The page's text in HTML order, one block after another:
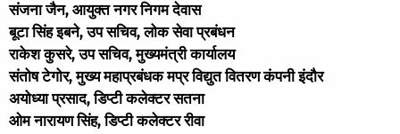
संजना जैन, आयुक्त नगर निगम देवास
बूटा सिंह इबने, उप सचिव, लोक सेवा प्रबंधन
राकेश कुसरे, उप सचिव, मुख्यमंत्री कार्यालय
संतोष टेगोर, मुख्य महाप्रबंधक मप्र विद्युत वितरण कंपनी इंदौर
अयोध्या प्रसाद, डिप्टी कलेक्टर सतना
ओम नारायण सिंह, डिप्टी कलेक्टर रीवा